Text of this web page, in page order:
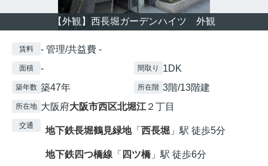
【外観】西長堀ガーデンハイツ 外観
賃料 - 管理/共益費 -
面積 - 間取り 1DK
築年数 築47年 所在階 3階/13階建
所在地 大阪府大阪市西区北堀江 ２丁目
交通 地下鉄長堀鶴見緑地「 西長堀 」駅 徒歩5分
地下鉄四つ橋線 「 四ツ橋」駅 徒歩6分